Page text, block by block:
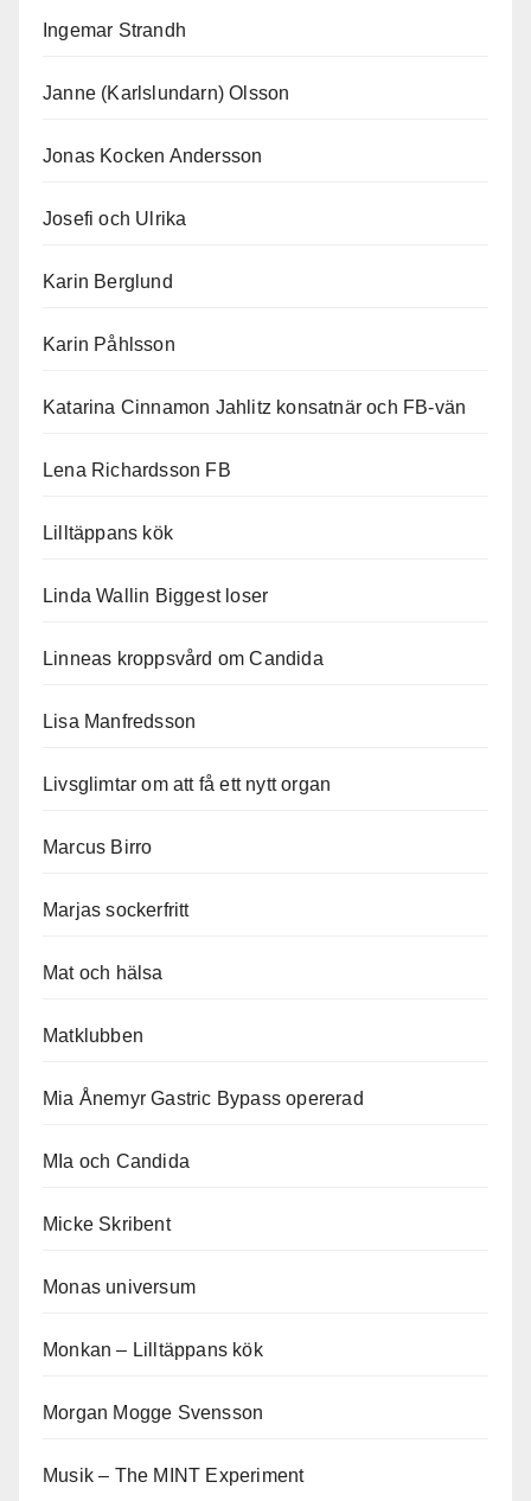
Ingemar Strandh
Janne (Karlslundarn) Olsson
Jonas Kocken Andersson
Josefi och Ulrika
Karin Berglund
Karin Påhlsson
Katarina Cinnamon Jahlitz konsatnär och FB-vän
Lena Richardsson FB
Lilltäppans kök
Linda Wallin Biggest loser
Linneas kroppsvård om Candida
Lisa Manfredsson
Livsglimtar om att få ett nytt organ
Marcus Birro
Marjas sockerfritt
Mat och hälsa
Matklubben
Mia Ånemyr Gastric Bypass opererad
MIa och Candida
Micke Skribent
Monas universum
Monkan – Lilltäppans kök
Morgan Mogge Svensson
Musik – The MINT Experiment